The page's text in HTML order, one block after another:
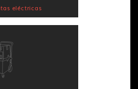
eléctricas